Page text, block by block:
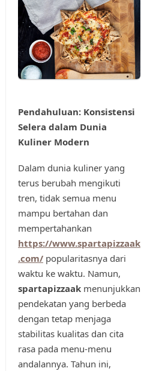
Pendahuluan: Konsistensi
Selera dalam Dunia
Kuliner Modern
Dalam dunia kuliner yang
terus berubah mengikuti
tren, tidak semua menu
mampu bertahan dan
mempertahankan
https://www.spartapizzaak
.com/popularitasnya dari
waktu ke waktu. Namun,
spartapizzaakmenunjukkan
pendekatan yang berbeda
dengan tetap menjaga
stabilitas kualitas dan cita
rasa pada menu-menu
andalannya. Tahun ini,